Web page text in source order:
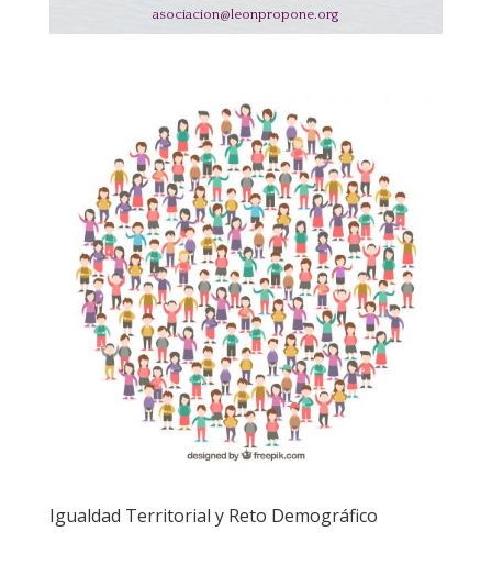
asociacion@leonpropone.org
Igualdad Territorial y Reto Demográfico